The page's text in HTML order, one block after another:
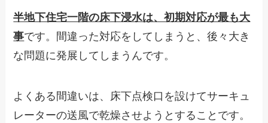
半地下住宅一階の床下浸水は、初期対応が最も大
事です。間違った対応をしてしまうと、後々大き
な問題に発展してしまうんです。
よくある間違いは、床下点検口を設けてサーキュ
レーターの送風で乾燥させようとすることです。